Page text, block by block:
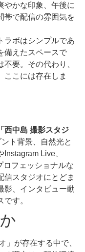
やかな印象、午後に
帯で配信の雰囲気を
ラボはシンプルであ
備えたスペースで
要。その代わり、
ここには存在しま
西中島 撮影スタジ
ト背景、自然光と
Live、
ロフェッショナルな
信スタジオにとどま
影、インタビュー動
す。
」が存在する中で、